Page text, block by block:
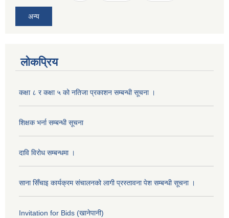
अन्य
लोकप्रिय
कक्षा ८ र कक्षा ५ को नतिजा प्रकाशन सम्बन्धी सूचना ।
शिक्षक भर्ना सम्बन्धी सूचना
दावि विरोध सम्बन्धमा ।
साना सिँचाइ कार्यक्रम संचालनको लागी प्रस्तावना पेश सम्बन्धी सूचना ।
Invitation for Bids (खानेपानी)